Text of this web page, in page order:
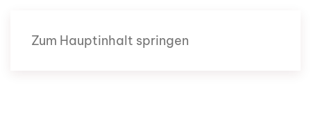
Zum Hauptinhalt springen